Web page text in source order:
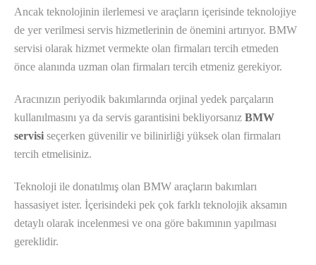
Ancak teknolojinin ilerlemesi ve araçların içerisinde teknolojiye
de yer verilmesi servis hizmetlerinin de önemini artırıyor. BMW
servisi olarak hizmet vermekte olan firmaları tercih etmeden
önce alanında uzman olan firmaları tercih etmeniz gerekiyor.
Aracınızın periyodik bakımlarında orjinal yedek parçaların
kullanılmasını ya da servis garantisini bekliyorsanız BMW
servisi seçerken güvenilir ve bilinirliği yüksek olan firmaları
tercih etmelisiniz.
Teknoloji ile donatılmış olan BMW araçların bakımları
hassasiyet ister. İçerisindeki pek çok farklı teknolojik aksamın
detaylı olarak incelenmesi ve ona göre bakımının yapılması
gereklidir.